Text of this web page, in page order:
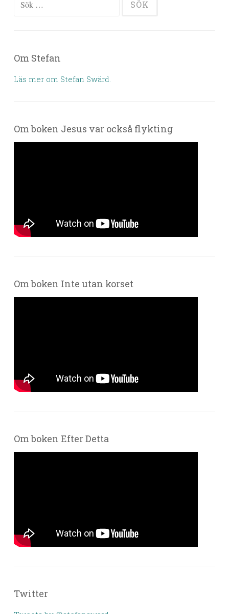
Om Stefan
Läs mer om Stefan Swärd.
Om boken Jesus var också flykting
Om boken Inte utan korset
Om boken Efter Detta
Twitter